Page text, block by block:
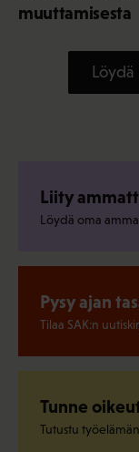
muuttamisesta
Löydä
Liity
Löydä oma
Pysy ajan
Tilaa SAK:n
Tunne
Tutustu